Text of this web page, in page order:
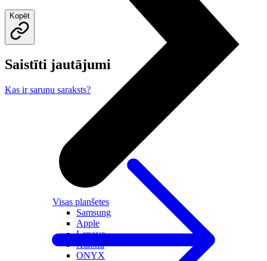
Visas planšetes
Samsung
Apple
Lenovo
Xiaomi
ONYX
Kopēt
Saistīti jautājumi
Kas ir sarunu saraksts?